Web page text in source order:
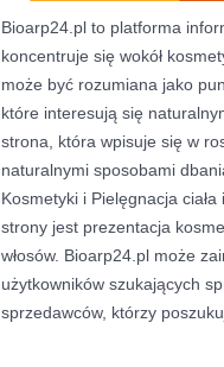
Bioarp24.pl to platforma
koncentruje się wokół
może być rozumiana jako
które interesują się
strona, która wpisuje się w
naturalnymi sposobami
Kosmetyki i Pielęgnacja ciała
strony jest prezentacja
włosów. Bioarp24.pl może
użytkowników szukających
sprzedawców, którzy